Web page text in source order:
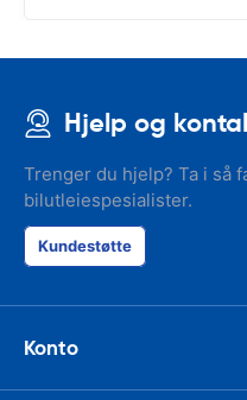
Hjelp og
Trenger du hjelp? Ta i så
bilutleiespesialister.
Kundestøtte
Konto